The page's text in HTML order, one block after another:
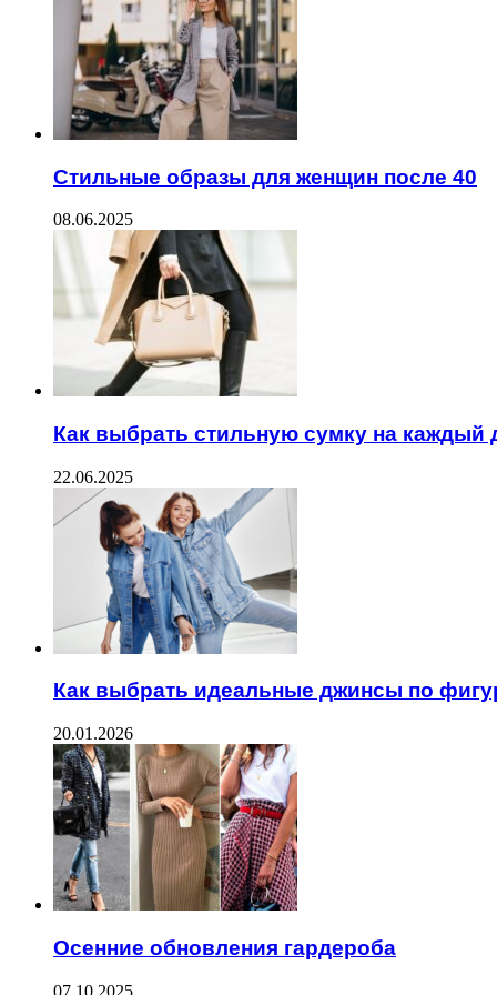
Стильные образы для женщин после 40
08.06.2025
Как выбрать стильную сумку на каждый
22.06.2025
Как выбрать идеальные джинсы по
20.01.2026
Осенние обновления гардероба
07.10.2025